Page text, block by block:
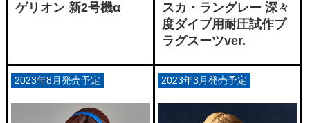
ゲリオン 新2号機α
スカ・ラングレー 深々
度ダイブ用耐圧試作プ
ラグスーツver.
2023年8月発売予定 2023年3月発売予定